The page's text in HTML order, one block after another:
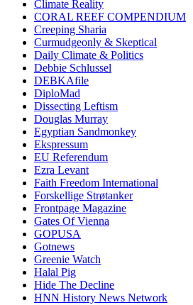
Climate Reality
CORAL REEF COMPENDIUM
Creeping Sharia
Curmudgeonly & Skeptical
Daily Climate & Politics
Debbie Schlussel
DEBKAfile
DiploMad
Dissecting Leftism
Douglas Murray
Egyptian Sandmonkey
Ekspressum
EU Referendum
Ezra Levant
Faith Freedom International
Forskellige Strøtanker
Frontpage Magazine
Gates Of Vienna
GOPUSA
Gotnews
Greenie Watch
Halal Pig
Hide The Decline
HNN History News Network